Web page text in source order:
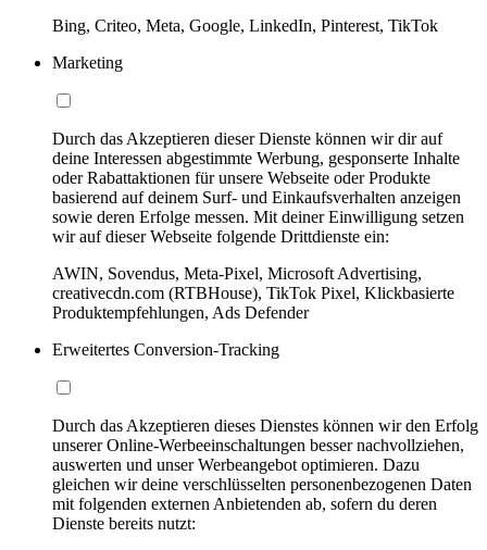
Bing, Criteo, Meta, Google, LinkedIn, Pinterest, TikTok
Marketing
Durch das Akzeptieren dieser Dienste können wir dir auf
deine Interessen abgestimmte Werbung, gesponserte Inhalte
oder Rabattaktionen für unsere Webseite oder Produkte
basierend auf deinem Surf- und Einkaufsverhalten anzeigen
sowie deren Erfolge messen. Mit deiner Einwilligung setzen
wir auf dieser Webseite folgende Drittdienste ein:
AWIN, Sovendus, Meta-Pixel, Microsoft Advertising,
creativecdn.com (RTBHouse), TikTok Pixel, Klickbasierte
Produktempfehlungen, Ads Defender
Erweitertes Conversion-Tracking
Durch das Akzeptieren dieses Dienstes können wir den Erfolg
unserer Online-Werbeeinschaltungen besser nachvollziehen,
auswerten und unser Werbeangebot optimieren. Dazu
gleichen wir deine verschlüsselten personenbezogenen Daten
mit folgenden externen Anbietenden ab, sofern du deren
Dienste bereits nutzt: